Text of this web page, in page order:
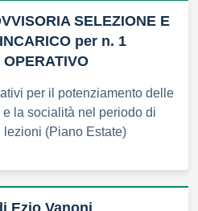
SELEZIONE E
per n. 1
per il potenziamento delle
la socialità nel periodo di
(Piano Estate)
Ezio Vanoni